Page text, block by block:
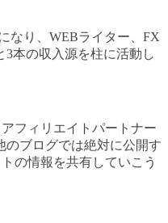
なり、WEBライター、FX
3本の収入源を柱に活動し
フィリエイトパートナー
のブログでは絶対に公開す
の情報を共有していこう